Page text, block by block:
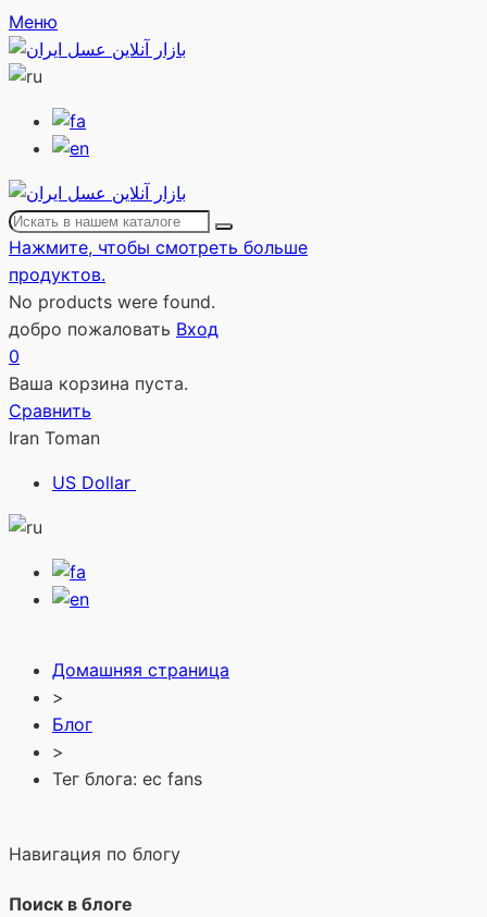
Меню
Нажмите, чтобы смотреть больше
продуктов.
No products were found.
добро пожаловать Вход
0
Ваша корзина пуста.
Сравнить
Iran Toman
US Dollar
Домашняя страница
>
Блог
>
Тег блога: ec fans
Навигация по блогу
Поиск в блоге